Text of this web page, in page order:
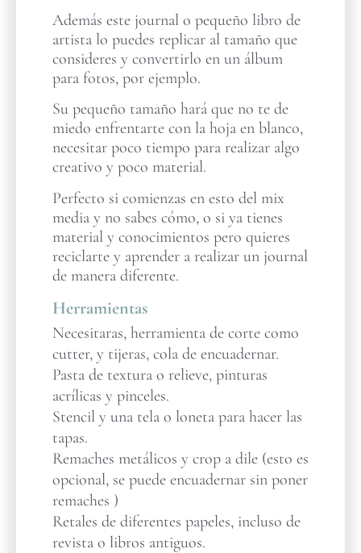
Además este journal o pequeño libro de
artista lo puedes replicar al tamaño que
consideres y convertirlo en un álbum
para fotos, por ejemplo.
Su pequeño tamaño hará que no te de
miedo enfrentarte con la hoja en blanco,
necesitar poco tiempo para realizar algo
creativo y poco material.
Perfecto si comienzas en esto del mix
media y no sabes cómo, o si ya tienes
material y conocimientos pero quieres
reciclarte y aprender a realizar un journal
de manera diferente.
Herramientas
Necesitaras, herramienta de corte como
cutter, y tijeras, cola de encuadernar.
Pasta de textura o relieve, pinturas
acrílicas y pinceles.
Stencil y una tela o loneta para hacer las
tapas.
Remaches metálicos y crop a dile (esto es
opcional, se puede encuadernar sin poner
remaches )
Retales de diferentes papeles, incluso de
revista o libros antiguos.